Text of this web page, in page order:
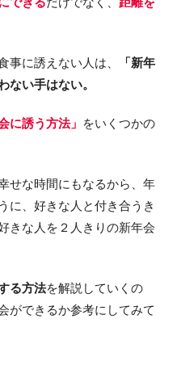
事に誘えない人は、
「新年
ない手はない。
に誘う方法」 をいくつかの
せな時間にもなるから、年
に、好きな人と付き合うき
きな人を２人きりの新年会
る方法を解説していくの
ができるか参考にしてみて